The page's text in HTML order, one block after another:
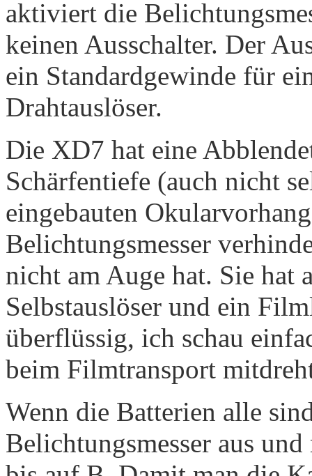
aktiviert die
keinen Ausschalter. Der
ein Standardgewinde für
Drahtauslöser.
Die XD7 hat eine
Schärfentiefe (auch nicht
eingebauten
Belichtungsmesser
nicht am Auge hat. Sie hat
Selbstauslöser und ein
überflüssig, ich schau
beim Film­transport
Wenn die Batterien alle
Belichtungsmesser aus